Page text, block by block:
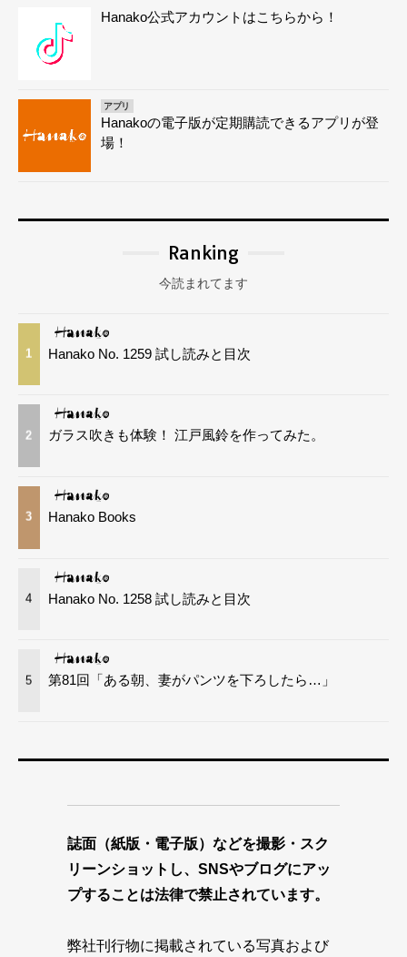
Hanako公式アカウントはこちらから！
アプリ
Hanakoの電子版が定期購読できるアプリが登
場！
Ranking
今読まれてます
1 Hanako No. 1259 試し読みと目次
2 ガラス吹きも体験！ 江戸風鈴を作ってみた。
3 Hanako Books
4 Hanako No. 1258 試し読みと目次
5 第81回「ある朝、妻がパンツを下ろしたら…」
誌面（紙版・電子版）などを撮影・スク
リーンショットし、SNSやブログにアッ
プすることは法律で禁止されています。
弊社刊行物に掲載されている写真および